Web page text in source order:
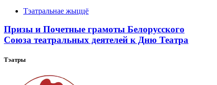
Тэатральнае жыццё
Призы и Почетные грамоты Белорусского
Союза театральных деятелей к Дню Театра
Тэатры